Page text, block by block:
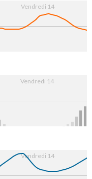
Vendredi 14
Vendredi 14
Vendredi 14